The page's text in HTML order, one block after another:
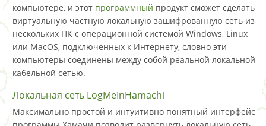
компьютере, и этот программный продукт сможет сделать
виртуальную частную локальную зашифрованную сеть из
нескольких ПК с операционной системой Windows, Linux
или MacOS, подключенных к Интернету, словно эти
компьютеры соединены между собой реальной локальной
кабельной сетью.
Локальная сеть LogMeInHamachi
Максимально простой и интуитивно понятный интерфейс